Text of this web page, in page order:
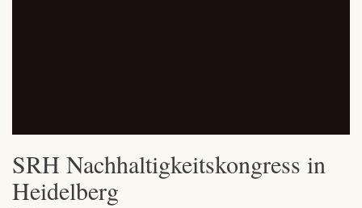
SRH Nachhaltigkeitskongress in
Heidelberg